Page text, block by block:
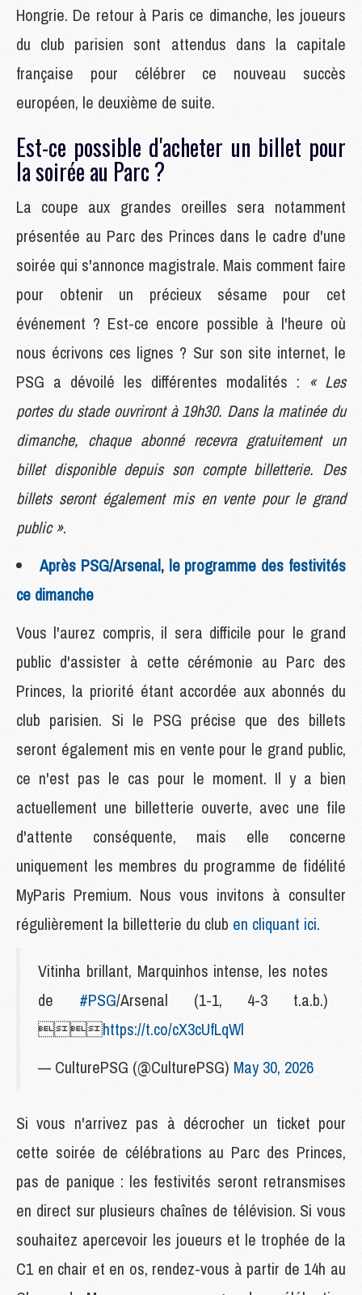
Hongrie. De retour à Paris ce dimanche, les joueurs
du club parisien sont attendus dans la capitale
française pour célébrer ce nouveau succès
européen, le deuxième de suite.
Est-ce possible d'acheter un billet pour
la soirée au Parc ?
La coupe aux grandes oreilles sera notamment
présentée au Parc des Princes dans le cadre d'une
soirée qui s'annonce magistrale. Mais comment faire
pour obtenir un précieux sésame pour cet
événement ? Est-ce encore possible à l'heure où
nous écrivons ces lignes ? Sur son site internet, le
PSG a dévoilé les différentes modalités : « Les
portes du stade ouvriront à 19h30. Dans la matinée du
dimanche, chaque abonné recevra gratuitement un
billet disponible depuis son compte billetterie. Des
billets seront également mis en vente pour le grand
public ».
Après PSG/Arsenal, le programme des festivités
ce dimanche
Vous l'aurez compris, il sera difficile pour le grand
public d'assister à cette cérémonie au Parc des
Princes, la priorité étant accordée aux abonnés du
club parisien. Si le PSG précise que des billets
seront également mis en vente pour le grand public,
ce n'est pas le cas pour le moment. Il y a bien
actuellement une billetterie ouverte, avec une file
d'attente conséquente, mais elle concerne
uniquement les membres du programme de fidélité
MyParis Premium. Nous vous invitons à consulter
régulièrement la billetterie du club en cliquant ici.
Vitinha brillant, Marquinhos intense, les notes
de #PSG/Arsenal (1-1, 4-3 t.a.b.)
https://t.co/cX3cUfLqWl
— CulturePSG (@CulturePSG) May 30, 2026
Si vous n'arrivez pas à décrocher un ticket pour
cette soirée de célébrations au Parc des Princes,
pas de panique : les festivités seront retransmises
en direct sur plusieurs chaînes de télévision. Si vous
souhaitez apercevoir les joueurs et le trophée de la
C1 en chair et en os, rendez-vous à partir de 14h au